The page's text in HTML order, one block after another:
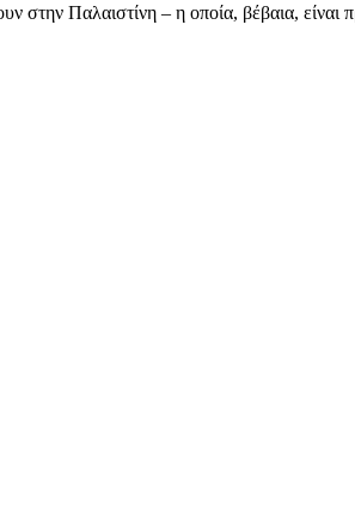
Παλαιστίνη – η οποία, βέβαια, είναι